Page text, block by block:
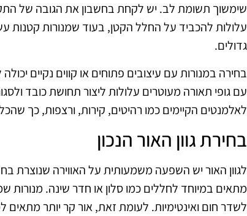
שימשוך תשומת לב. יש לקחת בחשבון את הגובה של
עלולות להכביד על החלל הקטן, בעוד שמנורות קטנות
גדולים.
בחירה במנורות עם עיצובים פתוחים או קווים נקיים
עם גופי תאורה מעוטרים עלולות ליצור תחושת כובד
לאלמנטים הקיימים כמו רהיטים, קירות, ורצפות, כך
בחירת גוון האור הנכון
לגוון האור יש השפעה משמעותית על האווירה שנוצרת
לשדר חום ואינטימיות. לעומת זאת, אור קר יותר